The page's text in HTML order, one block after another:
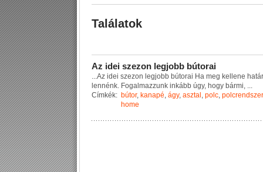
Találatok
Az idei szezon legjobb bútorai
...Az idei szezon egjobb bútorai Ha meg ke ene határ
ennén k. Foga mazzun k in kább úgy, hogy bármi, ...
Címkék: bútor, kanapé, ágy, asztal , polc, polcrendszer
home